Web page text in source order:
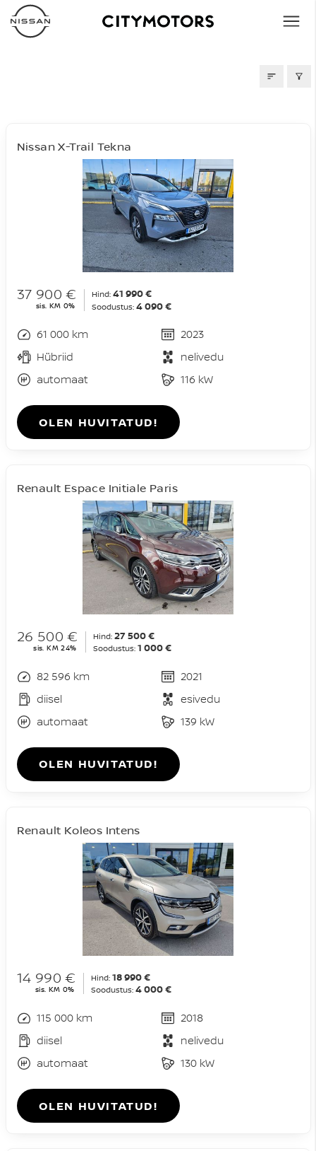
Nissan X-Trail Tekna
37 900 €
sis. KM 0%
Hind: 41 990 €
Soodustus: 4 090 €
61 000 km
2023
Hübriid
nelivedu
automaat
116 kW
OLEN HUVITATUD!
Renault Espace Initiale Paris
26 500 €
sis. KM 24%
Hind: 27 500 €
Soodustus: 1 000 €
82 596 km
2021
diisel
esivedu
automaat
139 kW
OLEN HUVITATUD!
Renault Koleos Intens
14 990 €
sis. KM 0%
Hind: 18 990 €
Soodustus: 4 000 €
115 000 km
2018
diisel
nelivedu
automaat
130 kW
OLEN HUVITATUD!